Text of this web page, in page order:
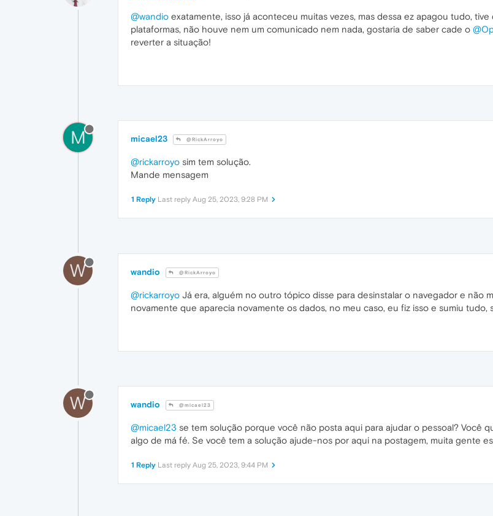
@wandio exatamente, isso já aconteceu muitas vezes, mas dessa ez apagou tudo,
plataformas, não houve nem um comunicado nem nada, gostaria de saber cade o
reverter a situação!
M micael23 @RickArroyo
@rickarroyo sim tem solução.
Mande mensagem
1 Reply Last reply Aug 25, 2023, 9:28 PM
W wandio @RickArroyo
@rickarroyo Já era, alguém no outro tópico disse para desinstalar o navegador e não
novamente que aparecia novamente os dados, no meu caso, eu fiz isso e sumiu tudo,
W wandio @micael23
@micael23 se tem solução porque você não posta aqui para ajudar o pessoal? Você
algo de má fé. Se você tem a solução ajude-nos por aqui na postagem, muita gente
1 Reply Last reply Aug 25, 2023, 9:44 PM